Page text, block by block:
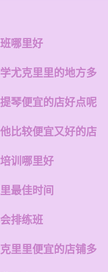
哪里好
尤克里里的地方多
琴便宜的店好点呢
比较便宜又好的店
训哪里好
最佳时间
排练班
里里便宜的店铺多